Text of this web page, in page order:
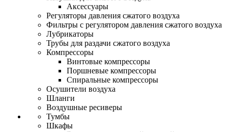
Аксессуары
Регуляторы давления сжатого воздуха
Фильтры с регулятором давления сжатого воздуха
Лубрикаторы
Трубы для раздачи сжатого воздуха
Компрессоры
Винтовые компрессоры
Поршневые компрессоры
Спиральные компрессоры
Осушители воздуха
Шланги
Воздушные ресиверы
Тумбы
Шкафы